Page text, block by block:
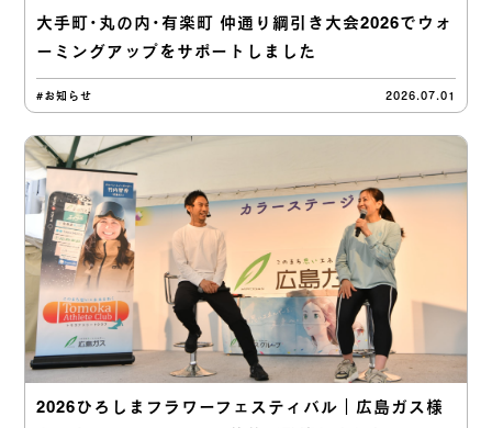
大手町・丸の内・有楽町 仲通り綱引き大会2026でウォ
ーミングアップをサポートしました
#お知らせ 2026.07.01
2026ひろしまフラワーフェスティバル｜広島ガス様